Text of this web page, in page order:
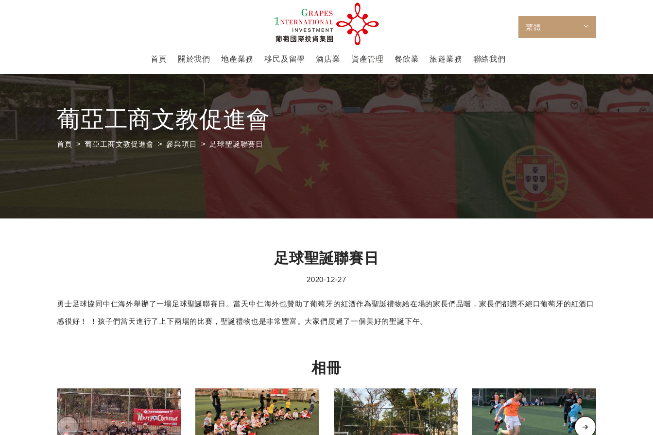
繁體
首頁 關於我們 地產業務 移民及留學 酒店業 資產管理 餐飲業 旅遊業務 聯絡我們
葡亞工商文教促進會
首頁 葡亞工商文教促進會 參與項目 足球聖誕聯賽日
足球聖誕聯賽日
2020-12-27
勇士足球協同中仁海外舉辦了一場足球聖誕聯賽日。當天中仁海外也贊助了葡萄牙的紅酒作為聖誕禮物給在場的家長們品嚐，家長們都讚不絕口葡萄牙的紅酒口
感很好！ ！孩子們當天進行了上下兩場的比賽，聖誕禮物也是非常豐富。大家們度過了一個美好的聖誕下午。
相冊